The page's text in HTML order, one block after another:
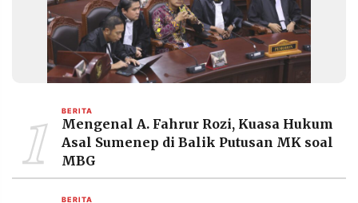
PRAMUDITA
1 BERITA
Mengenal A. Fahrur Rozi, Kuasa Hukum
Asal Sumenep di Balik Putusan MK soal
MBG
BERITA